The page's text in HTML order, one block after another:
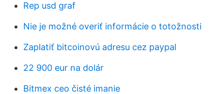
Rep usd graf
Nie je možné overiť informácie o totožnosti
Zaplatiť bitcoinovú adresu cez paypal
22 900 eur na dolár
Bitmex ceo čisté imanie